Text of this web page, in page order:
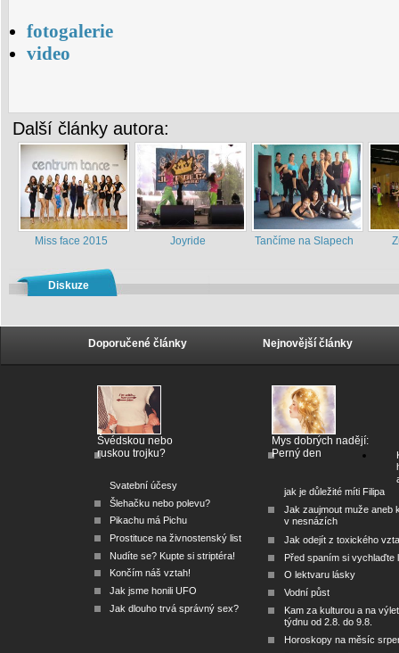
fotogalerie
video
Další články autora:
Miss face 2015 Joyride Tančíme na Slapech
Diskuze
Doporučené články
Švédskou nebo
ruskou trojku?
Svatební účesy
Šlehačku nebo polevu?
Pikachu má Pichu
Prostituce na živnostenský list
Nudíte se? Kupte si striptéra!
Končím náš vztah!
Jak jsme honili UFO
Jak dlouho trvá správný sex?
Nejnovější články
Mys dobrých nadějí:
Perný den
jak je důležité míti Filipa
Jak zaujmout muže aneb
v nesnázích
Jak odejít z toxického
Před spaním si vychlaďte
O lektvaru lásky
Vodní půst
Kam za kulturou a na
týdnu od 2.8. do 9.8.
Horoskopy na měsíc